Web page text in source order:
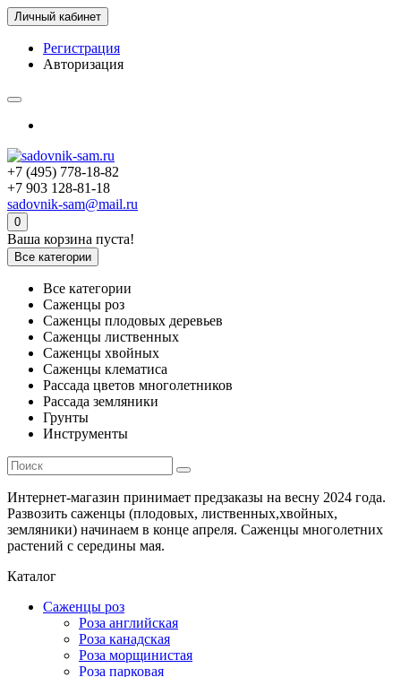
Личный кабинет
Регистрация
Авторизация
+7 (495) 778-18-82
+7 903 128-81-18
sadovnik-sam@mail.ru
0
Ваша корзина пуста!
Все категории
Все категории
Саженцы роз
Саженцы плодовых деревьев
Саженцы лиственных
Саженцы хвойных
Саженцы клематиса
Рассада цветов многолетников
Рассада земляники
Грунты
Инструменты
Интернет-магазин принимает предзаказы на весну 2024 года.
Развозить саженцы (плодовых, лиственных,хвойных,
земляники) начинаем в конце апреля. Саженцы многолетних
растений с середины мая.
Каталог
Саженцы роз
Роза английская
Роза канадская
Роза морщинистая
Роза парковая